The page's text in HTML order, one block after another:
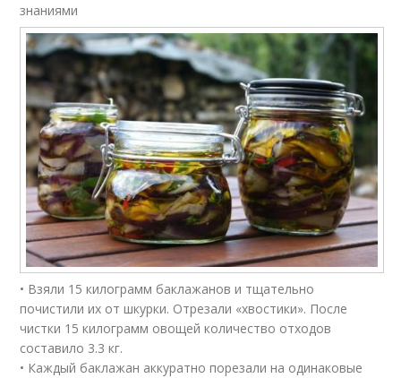
знаниями
• Взяли 15 килограмм баклажанов и тщательно
почистили их от шкурки. Отрезали «хвостики». После
чистки 15 килограмм овощей количество отходов
составило 3.3 кг.
• Каждый баклажан аккуратно порезали на одинаковые